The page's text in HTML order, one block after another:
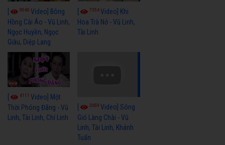
9060 Video] Bông
Hồng Cài Áo - Vũ Linh,
Ngọc Huyền, Ngọc
Giàu, Diệp Lang
7354Video] Khi
Hoa Trà Nở - Vũ Linh,
Tài Linh
4111 Video] Một
Thời Phóng Đãng - Vũ
Linh, Tài Linh, Chí Linh
3659Video] Sóng
Gió Làng Chài - Vũ
Linh, Tài Linh, Khánh
Tuấn